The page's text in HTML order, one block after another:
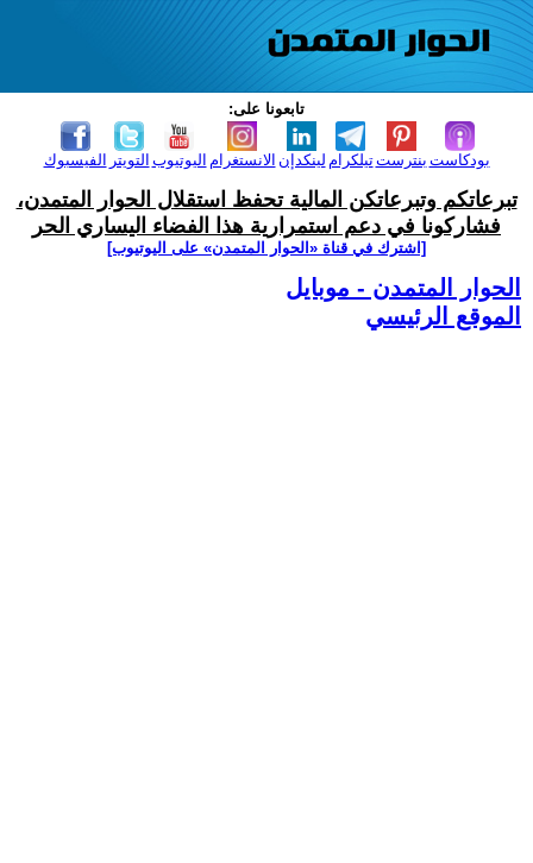
تابعونا على:
الفيسبوك التويتر اليوتيوب الانستغرام لينكدإن تيلكرامبنترست بودكاست
تبرعاتكم وتبرعاتكن المالية تحفظ استقلال الحوار المتمدن،
فشاركونا في دعم استمرارية هذا الفضاء اليساري الحر
[اشترك في قناة ‫«الحوار المتمدن» على اليوتيوب]
الحوار المتمدن - موبايل
الموقع الرئيسي